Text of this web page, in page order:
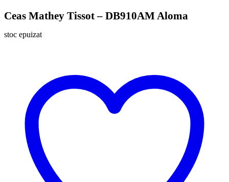
Ceas Mathey Tissot – DB910AM Aloma
stoc epuizat